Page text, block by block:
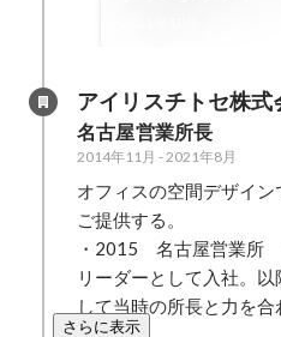
アイリスチトセ株式
名古屋営業所長
2014年11月 - 2021年8月
オフィスの空間デザイ
ご提供する。
・2015　名古屋営業所
リーダーとして入社。
して当時の所長と力を合
さらに表示